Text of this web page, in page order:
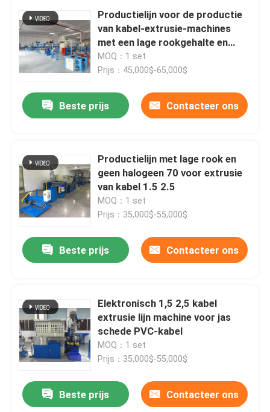
Productielijn voor de productie
van kabel-extrusie-machines
met een lage rookgehalte en
geen halogeen 80
MOQ：1 set
Prijs：45,000$-65,000$
Beste prijs Contacteer ons
Productielijn met lage rook en
geen halogeen 70 voor extrusie
van kabel 1.5 2.5
MOQ：1 set
Prijs：35,000$-55,000$
Beste prijs Contacteer ons
Elektronisch 1,5 2,5 kabel
extrusie lijn machine voor jas
schede PVC-kabel
MOQ：1 set
Prijs：35,000$-55,000$
Beste prijs Contacteer ons